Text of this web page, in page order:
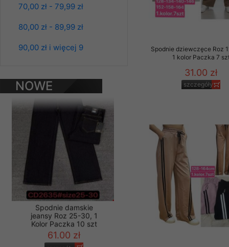
70,00 zł - 79,99 zł
80,00 zł - 89,99 zł
90,00 zł i więcej 9
NOWE
PRODUKTY
jeansy Roz 25-30, 1
szczegóły
Spodnie damskie
Spodnie dziewczęce Roz
1 kolor Paczka 7
31.00 zł
szczegóły
• ostatnio
zawierającego
naszym Sklepie.
Wszelkie pytania,
osobowych prosimy